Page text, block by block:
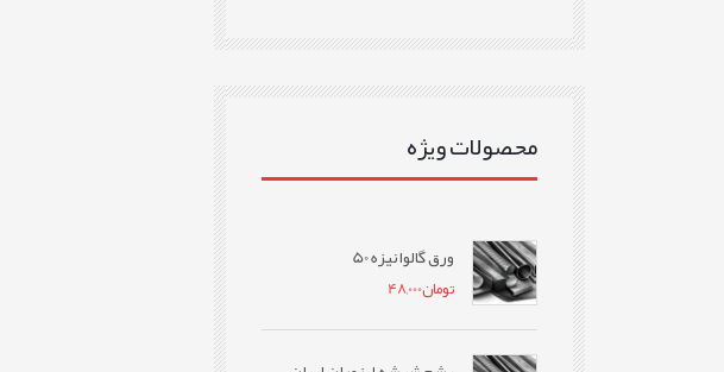
محصولات ویژه
ورق گالوانیزه 50
تومان48,000